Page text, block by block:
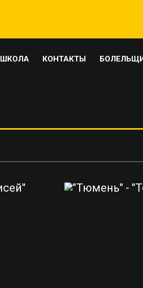
ШКОЛА КОНТАКТЫ